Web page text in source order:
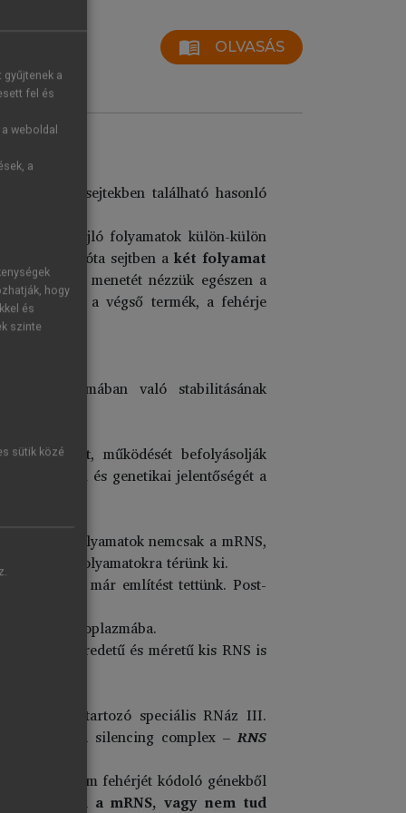
menu_book OLVASÁS
sejtekben található hasonló
az ott zajló folyamatok külön-külön
az eukarióta sejtben a két folyamat
átadás menetét nézzük egészen a
pont a végső termék, a fehérje
a citoplazmában való stabilitásának
funkcióját, működését befolyásolják
orvosi és genetikai jelentőségét a
ezek a folyamatok nemcsak a mRNS,
folyamatokra térünk ki.
már említést tettünk. Post-
a citoplazmába.
hasonló eredetű és méretű kis RNS is
tartozó speciális RNáz III.
(RNA induced silencing complex – RNS
nem fehérjét kódoló génekből
lebomlik a mRNS, vagy nem tud
a
fel és
weboldal
a
hogy
és
szinte
sütik közé